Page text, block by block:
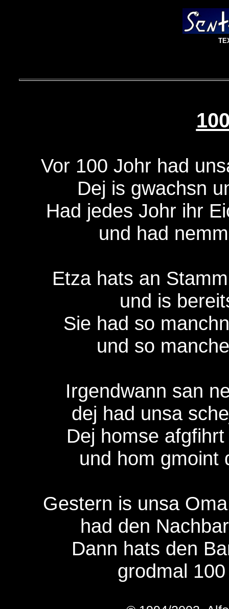
Vor 100 Johr had
Dej is gwachsn
Had jedes Johr ihr
und had
Etza hats an
und is
Sie had so
und so
Irgendwann san
dej had unsa
Dej homse
und hom gmoint
Gestern is unsa
had den
Dann hats den
grodmal